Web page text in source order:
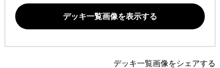
デッキ一覧画像を表示する
デッキ一覧画像をシェアする